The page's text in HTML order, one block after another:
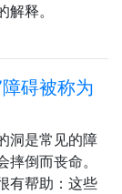
释。
碍被称为
洞是常见的障
倒而丧命。
有帮助：这些